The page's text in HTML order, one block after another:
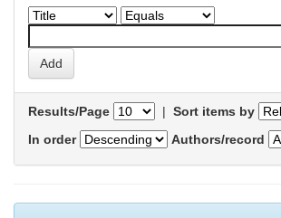
Results/Page | Sort items by
In order
Authors/record